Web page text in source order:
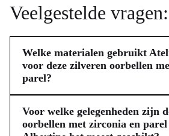
Veelgestelde vragen:
Welke materialen gebruikt
voor deze zilveren oorbellen
parel?
Deze elegante oorbellen van Atelier
vervaardigd uit echt sterling zilver. Dit
duurzaamheid en een blijvende glans,
Voor welke gelegenheden zijn
oorbellen met zirconia en